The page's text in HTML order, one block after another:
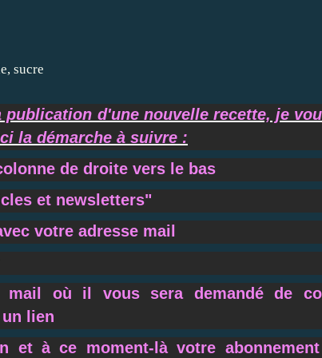
, sucre
publication d'une nouvelle recette, je
la démarche à suivre :
de droite vers le bas
et newsletters"
votre adresse mail
où il vous sera demandé de
lien
et à ce moment-là votre